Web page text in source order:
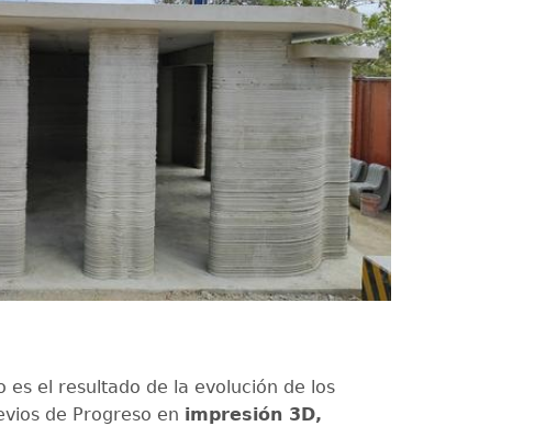
es el resultado de la evolución de los
de Progreso en impresión 3D,